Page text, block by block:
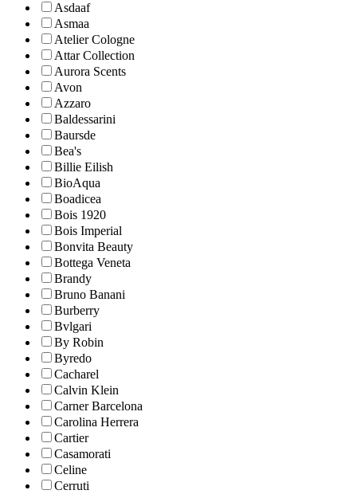
Asdaaf
Asmaa
Atelier Cologne
Attar Collection
Aurora Scents
Avon
Azzaro
Baldessarini
Baursde
Bea's
Billie Eilish
BioAqua
Boadicea
Bois 1920
Bois Imperial
Bonvita Beauty
Bottega Veneta
Brandy
Bruno Banani
Burberry
Bvlgari
By Robin
Byredo
Cacharel
Calvin Klein
Carner Barcelona
Carolina Herrera
Cartier
Casamorati
Celine
Cerruti